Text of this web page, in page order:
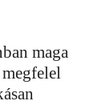
maga